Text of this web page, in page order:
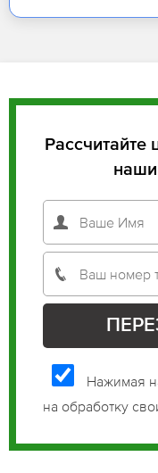
Рассчитайте
Нажимая
на обработку